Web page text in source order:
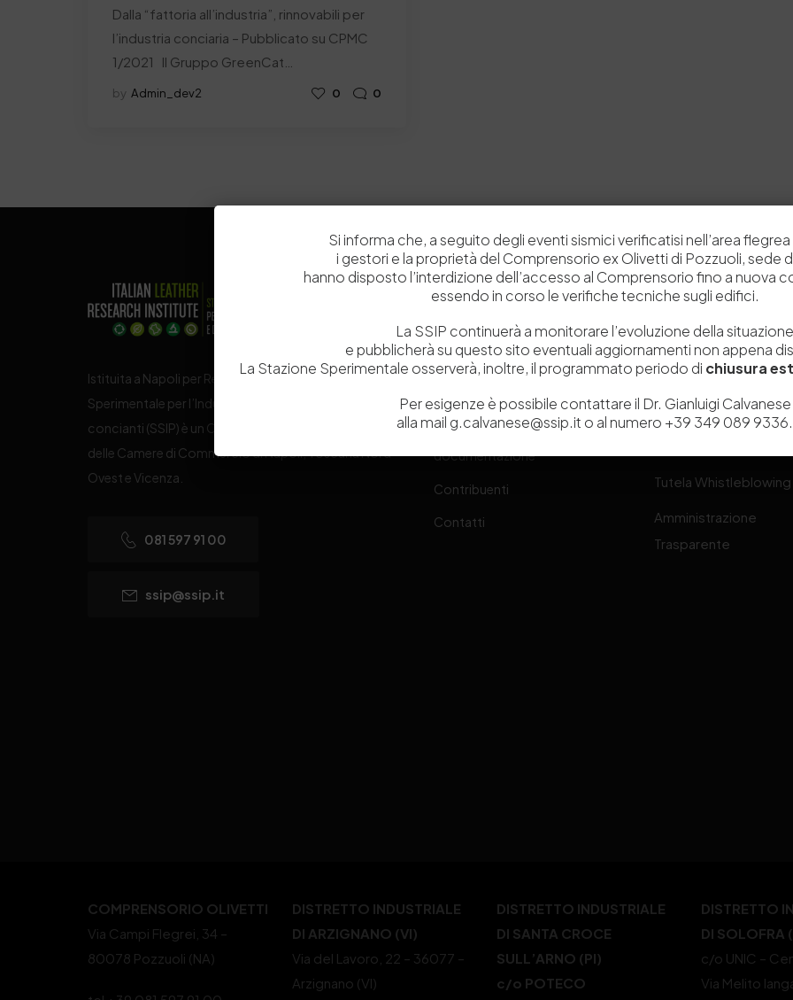
Dalla “fattoria all’industria”, rinnovabili per
l’industria conciaria – Pubblicato su CPMC
1/2021 Il Gruppo GreenCat…
by Admin_dev2 0 0
Istituita a Napoli per Regio Decreto nel 1885, la Stazione
Sperimentale per l’Industria delle Pelli e delle materie
concianti (SSIP) è un Organismo di Ricerca Nazionale
delle Camere di Commercio di Napoli, Toscana Nord-
Ovest e Vicenza.
081 597 91 00
ssip@ssip.it
Chi siamo
Servizi
Ricerca e Sviluppo
Formazione
Divulgazione scientifica e
documentazione
Contribuenti
Contatti
Laboratori
Dipartimenti di ricerca
Biblioteca
Politecnico del Cuoio
Media
Tutela Whistleblowing
Amministrazione
Trasparente
COMPRENSORIO OLIVETTI
Via Campi Flegrei, 34 –
80078 Pozzuoli (NA)
DISTRETTO INDUSTRIALE
DI ARZIGNANO (VI)
Via del Lavoro, 22 – 36077 –
Arzignano (VI)
DISTRETTO INDUSTRIALE
DI SANTA CROCE
SULL’ARNO (PI)
c/o POTECO
DISTRETTO
DI SOLOFRA
c/o UNIC –
Via Melito
Si informa che, a seguito degli eventi sismici verificatisi nell’area flegrea
i gestori e la proprietà del Comprensorio ex Olivetti di Pozzuoli, sede
hanno disposto l’interdizione dell’accesso al Comprensorio fino a nuova
essendo in corso le verifiche tecniche sugli edifici.
La SSIP continuerà a monitorare l’evoluzione della situazione
e pubblicherà su questo sito eventuali aggiornamenti non appena
La Stazione Sperimentale osserverà, inoltre, il programmato periodo di chiusura
Per esigenze è possibile contattare il Dr. Gianluigi Calvanese
alla mail g.calvanese@ssip.it o al numero +39 349 089 9336.